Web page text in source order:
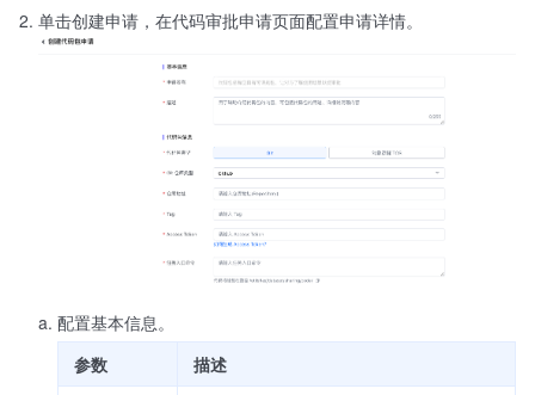
单击创建申请，在代码审批申请页面配置申请详情。
配置基本信息。
参数
描述